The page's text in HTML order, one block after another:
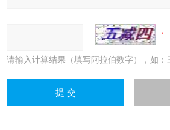
请输入计算结果（填写阿拉伯数字），如：